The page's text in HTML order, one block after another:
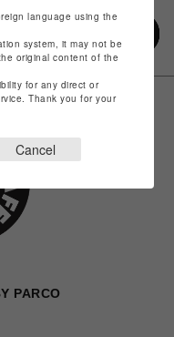
PARCO
language using the
system, it may not be
original content of the
for any direct or
Thank you for your
Cancel